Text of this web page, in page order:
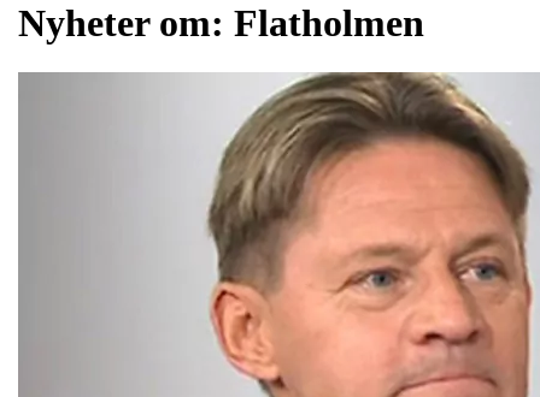
Nyheter om: Flatholmen